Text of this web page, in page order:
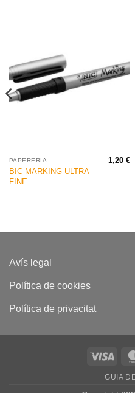
PAPERERIA
BIC MARKING ULTRA
FINE
1,20€
Avís legal
Política de cookies
Política de privacitat
Visa
GUIA